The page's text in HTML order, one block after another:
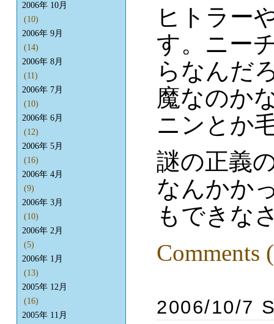
ヒトラー
す。ニー
らなんだ
魔なのか
ニンとか
謎の正義
なんかか
もできな
Comments
2006/10/7
2006年 10月
(10)
2006年 9月
(14)
2006年 8月
(11)
2006年 7月
(10)
2006年 6月
(12)
2006年 5月
(16)
2006年 4月
(9)
2006年 3月
(10)
2006年 2月
(5)
2006年 1月
(13)
2005年 12月
(16)
2005年 11月